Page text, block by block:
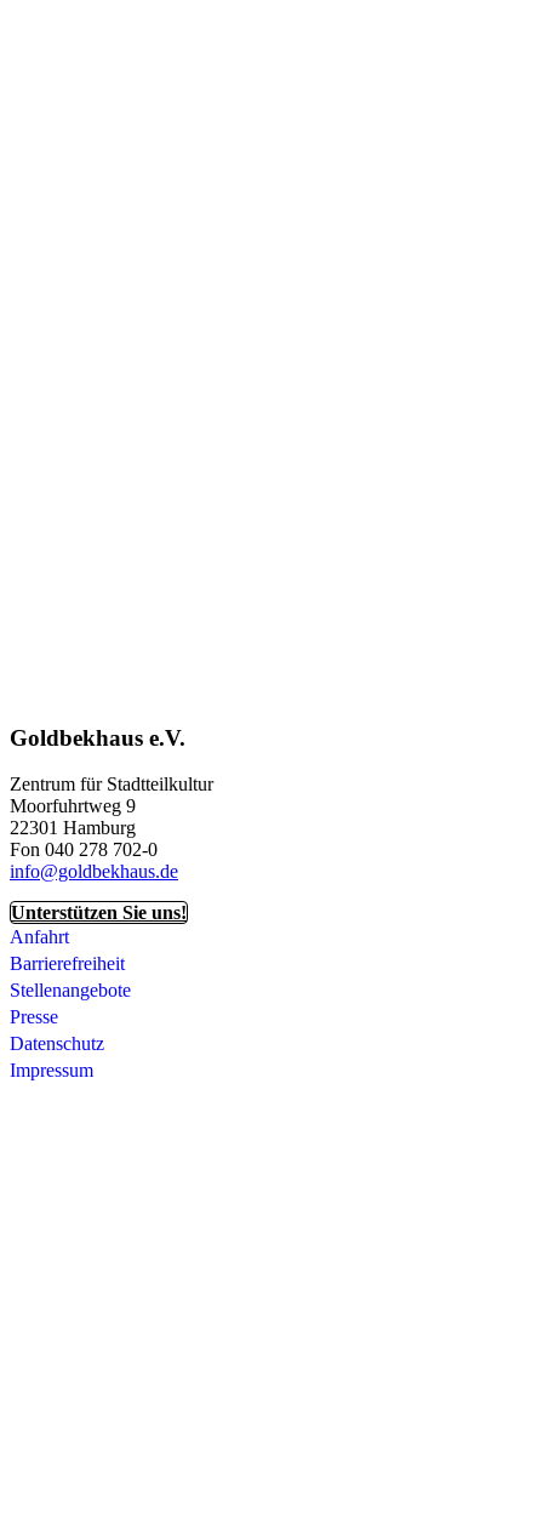
Goldbekhaus e.V.
Zentrum für Stadtteilkultur
Moorfuhrtweg 9
22301 Hamburg
Fon 040 278 702-0
info@goldbekhaus.de
Unterstützen Sie uns!
Anfahrt
Barrierefreiheit
Stellenangebote
Presse
Datenschutz
Impressum